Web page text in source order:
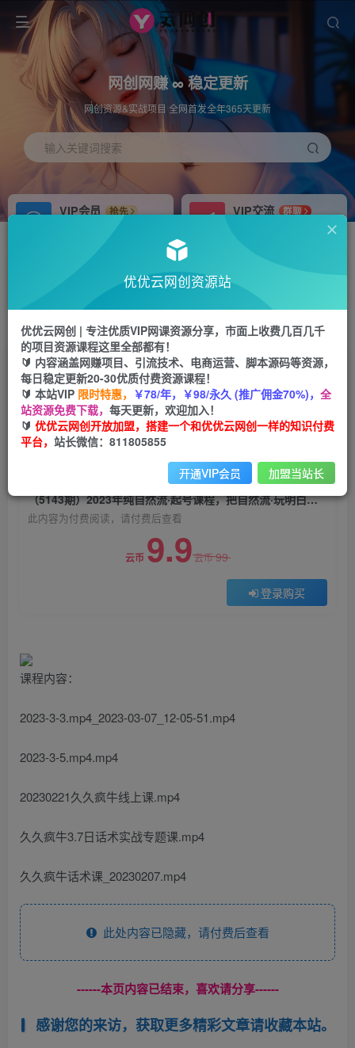
网创网赚 ∞ 稳定更新
网创资源&实战项目 全网首发全年365天更新
输入关键词搜索
VIP会员
抢先
免费下载全站资源
VIP交流
群聊
研究探讨更多创业项目路子。
站长V：hu91275
推荐
首页 中创网 正文
（5143期）2023年纯自然流·起号课程，把自然流·
玩明白的人 可以闭眼上车（3月更新）
优优云网创
2年前发布
关注 私信
（5143期）2023年纯自然流·起号课程，把自然流·玩明白的人 可以闭眼上车（3月更新）
此内容为付费阅读，请付费后查看
云币 9.9云币99
登录购买
课程内容：
2023-3-3.mp4_2023-03-07_12-05-51.mp4
2023-3-5.mp4.mp4
20230221久久疯牛线上课.mp4
久久疯牛3.7日话术实战专题课.mp4
久久疯牛话术课_20230207.mp4
此处内容已隐藏，请付费后查看
------本页内容已结束，喜欢请分享------
感谢您的来访，获取更多精彩文章请收藏本站。
优优云网创资源站
优优云网创 | 专注优质VIP网课资源分享，市面上收费几百几千
的项目资源课程这里全部都有！
🔰 内容涵盖网赚项目、引流技术、电商运营、脚本源码等资源，
每日稳定更新20-30优质付费资源课程！
🔰 本站VIP 限时特惠， ￥78/年，￥98/永久 (推广佣金70%)， 全
站资源免费下载， 每天更新，欢迎加入！
🔰 优优云网创开放加盟，搭建一个和优优云网创一样的知识付费
平台， 站长微信：811805855
开通VIP会员 加盟当站长